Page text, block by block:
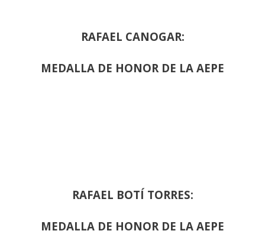
RAFAEL CANOGAR:
MEDALLA DE HONOR DE LA AEPE
RAFAEL BOTÍ TORRES:
MEDALLA DE HONOR DE LA AEPE